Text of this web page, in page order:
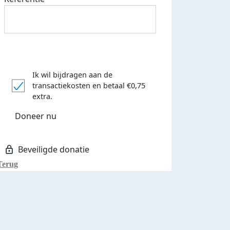
Ik wil bijdragen aan de
transactiekosten en betaal €0,75
extra.
Doneer nu